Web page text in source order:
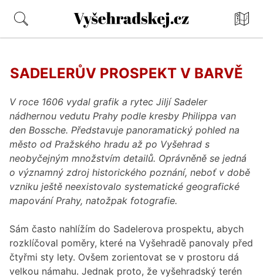
Vyšehradskej.cz
Mapa
SADELERŮV PROSPEKT V BARVĚ
V roce 1606 vydal grafik a rytec Jiljí Sadeler
nádhernou vedutu Prahy podle kresby Philippa van
den Bossche. Představuje panoramatický pohled na
město od Pražského hradu až po Vyšehrad s
neobyčejným množstvím detailů. Oprávněně se jedná
o významný zdroj historického poznání, neboť v době
vzniku ještě neexistovalo systematické geografické
mapování Prahy, natožpak fotografie.
Sám často nahlížím do Sadelerova prospektu, abych
rozklíčoval poměry, které na Vyšehradě panovaly před
čtyřmi sty lety. Ovšem zorientovat se v prostoru dá
velkou námahu. Jednak proto, že vyšehradský terén